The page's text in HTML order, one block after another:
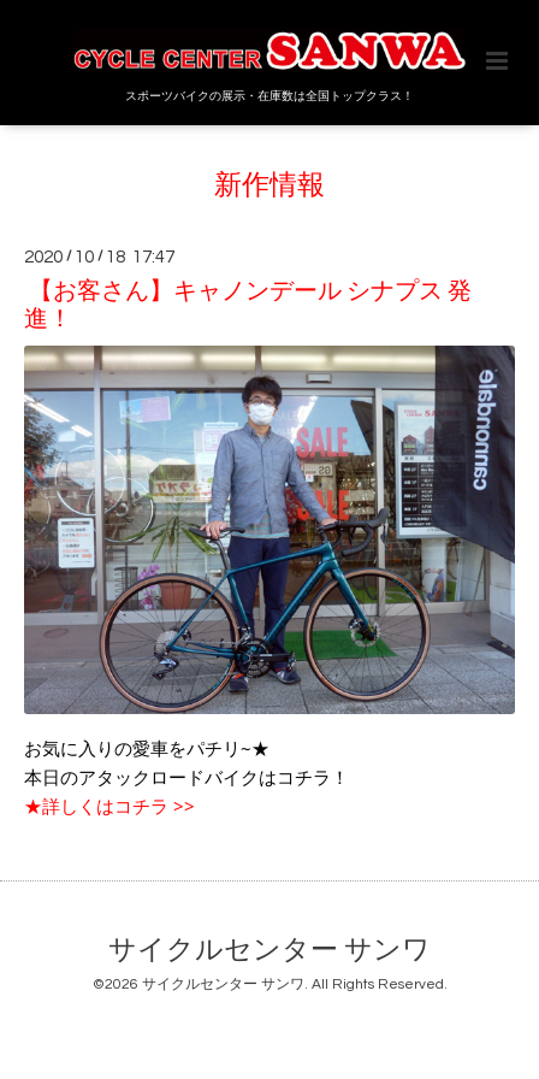
スポーツバイクの展示・在庫数は全国トップクラス！
新作情報
2020 / 10 / 18 17:47
【お客さん】キャノンデール シナプス 発
進！
お気に入りの愛車をパチリ~★
本日のアタックロードバイクはコチラ！
★詳しくはコチラ >>
サイクルセンター サンワ
©2026 サイクルセンター サンワ. All Rights Reserved.